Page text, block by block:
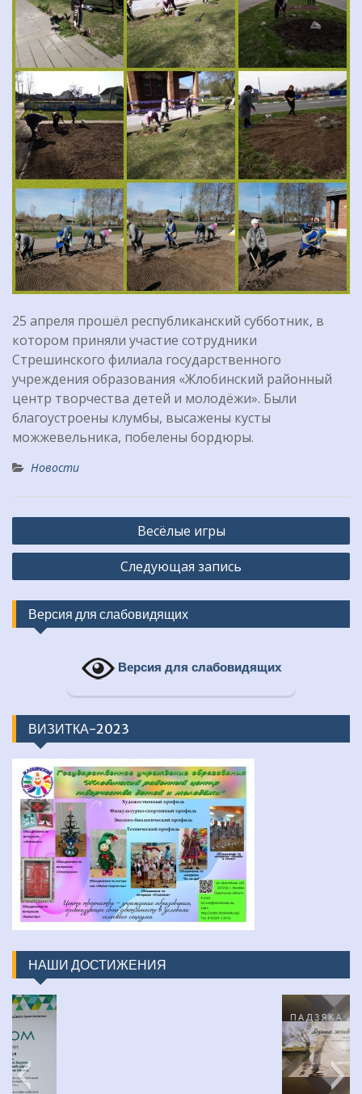
25 апреля прошёл республиканский субботник, в
котором приняли участие сотрудники
Стрешинского филиала государственного
учреждения образования «Жлобинский районный
центр творчества детей и молодёжи». Были
благоустроены клумбы, высажены кусты
можжевельника, побелены бордюры.
Новости
Навигация
по
Весёлые игры
Следующая запись
Версия для слабовидящих
Версия для слабовидящих
ВИЗИТКА-2023
НАШИ ДОСТИЖЕНИЯ